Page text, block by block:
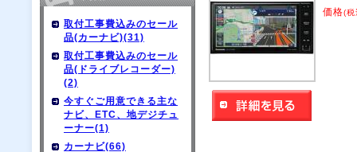
取付工事費込みのセール
品(カーナビ)(31)
取付工事費込みのセール
品(ドライブレコーダー)
(2)
今すぐご用意できる主な
ナビ、ETC、地デジチュ
ーナー(1)
カーナビ(66)
価格(税